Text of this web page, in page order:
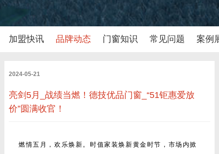
加盟快讯 品牌动态 门窗知识 常见问题 案例
2024-05-21
亮剑5月_战绩当燃！德技优品门窗_“51钜惠爱放
价”圆满收官！
燃情五月，欢乐焕新。时值家装焕新黄金时节，市场内掀